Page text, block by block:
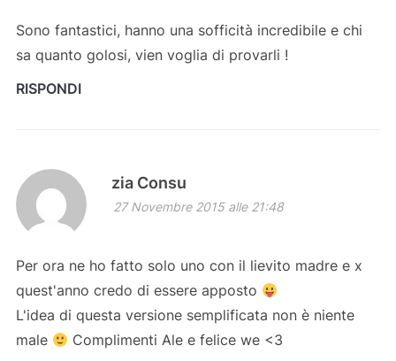
Sono fantastici, hanno una sofficità incredibile e chi
sa quanto golosi, vien voglia di provarli !
RISPONDI
zia Consu
27 Novembre 2015 alle 21:48
Per ora ne ho fatto solo uno con il lievito madre e x
quest'anno credo di essere apposto
L'idea di questa versione semplificata non è niente
male
Complimenti Ale e felice we <3